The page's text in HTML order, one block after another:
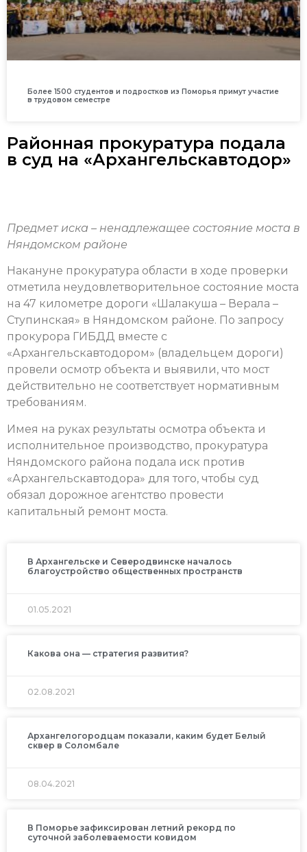
Более 1500 студентов и подростков из Поморья примут участие
в трудовом семестре
Районная прокуратура подала
в суд на «Архангельскавтодор»
Предмет иска – ненадлежащее состояние моста в
Няндомском районе
Накануне прокуратура области в ходе проверки
отметила неудовлетворительное состояние моста
на 47 километре дороги «Шалакуша – Верала –
Ступинская» в Няндомском районе. По запросу
прокурора ГИБДД вместе с
«Архангельскавтодором» (владельцем дороги)
провели осмотр объекта и выявили, что мост
действительно не соответствует нормативным
требованиям.
Имея на руках результаты осмотра объекта и
исполнительное производство, прокуратура
Няндомского района подала иск против
«Архангельскавтодора» для того, чтобы суд
обязал дорожное агентство провести
капитальный ремонт моста.
В Архангельске и Северодвинске началось
благоустройство общественных пространств
01.05.2021
Какова она — стратегия развития?
02.08.2021
Архангелогородцам показали, каким будет Белый
сквер в Соломбале
08.04.2021
В Поморье зафиксирован летний рекорд по
суточной заболеваемости ковидом